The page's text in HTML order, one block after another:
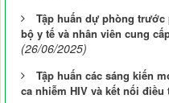
Tập huấn dự phòng trước
bộ y tế và nhân viên cung
(26/06/2025)
Tập huấn các sáng kiến
ca nhiễm HIV và kết nối điều